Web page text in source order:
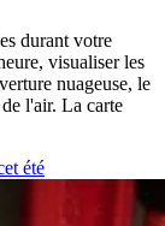
durant votre
visualiser les
nuageuse, le
l'air. La carte
été